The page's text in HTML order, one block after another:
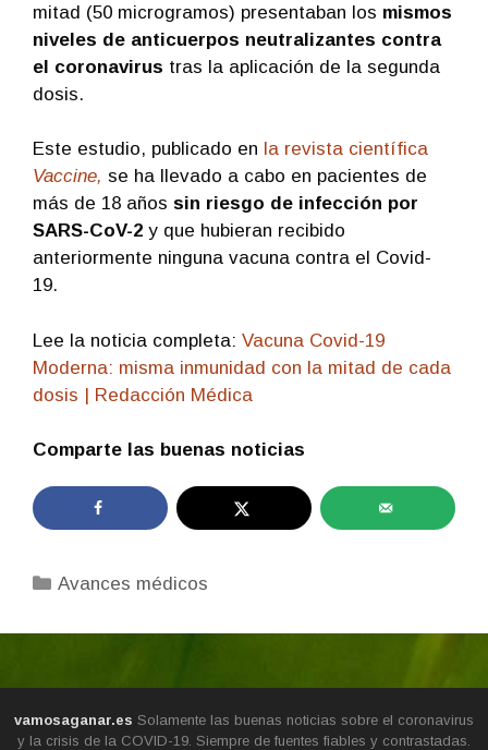
mitad (50 microgramos) presentaban los mismos
niveles de anticuerpos neutralizantes contra
el coronavirus tras la aplicación de la segunda
dosis.
Este estudio, publicado en la revista científica
Vaccine, se ha llevado a cabo en pacientes de
más de 18 años sin riesgo de infección por
SARS-CoV-2 y que hubieran recibido
anteriormente ninguna vacuna contra el Covid-
19.
Lee la noticia completa: Vacuna Covid-19
Moderna: misma inmunidad con la mitad de cada
dosis | Redacción Médica
Comparte las buenas noticias
Categorías
Avances médicos
vamosaganar.es Solamente las buenas noticias sobre el coronavirus
y la crisis de la COVID-19. Siempre de fuentes fiables y contrastadas.